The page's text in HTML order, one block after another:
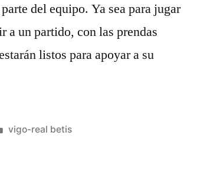
del equipo. Ya sea para jugar
a un partido, con las prendas
listos para apoyar a su
Publicado
vigo-real betis